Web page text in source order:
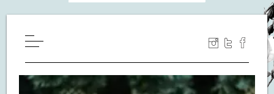
WILL YOU MARRY ME?